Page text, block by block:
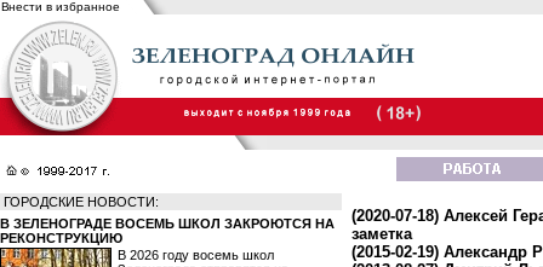
Внести в избранное
ГОРОДСКИЕ НОВОСТИ:
В ЗЕЛЕНОГРАДЕ ВОСЕМЬ ШКОЛ ЗАКРОЮТСЯ НА
РЕКОНСТРУКЦИЮ
В 2026 году восемь школ
(2020-07-18) Алексей
заметка
(2015-02-19) Александр